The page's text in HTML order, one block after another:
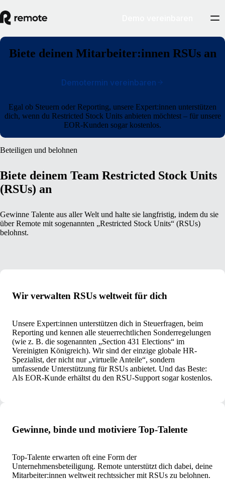
Biete deinen Mitarbeiter:innen RSUs an
Egal ob Steuern oder Reporting, unsere Expert:innen unterstützen
dich, wenn du Restricted Stock Units anbieten möchtest – für unsere
EOR-Kunden sogar kostenlos.
Demotermin vereinbaren
Beteiligen und belohnen
Biete deinem Team Restricted Stock Units
(RSUs) an
Gewinne Talente aus aller Welt und halte sie langfristig, indem du sie
über Remote mit sogenannten „Restricted Stock Units“ (RSUs)
belohnst.
Wir verwalten RSUs weltweit für dich
Unsere Expert:innen unterstützen dich in Steuerfragen, beim
Reporting und kennen alle steuerrechtlichen Sonderregelungen
(wie z. B. die sogenannten „Section 431 Elections“ im
Vereinigten Königreich). Wir sind der einzige globale HR-
Spezialist, der nicht nur „virtuelle Anteile“, sondern
umfassende Unterstützung für RSUs anbietet. Und das Beste:
Als EOR-Kunde erhältst du den RSU-Support sogar kostenlos.
Gewinne, binde und motiviere Top-Talente
Top-Talente erwarten oft eine Form der
Unternehmensbeteiligung. Remote unterstützt dich dabei, deine
Mitarbeiter:innen weltweit rechtssicher mit RSUs zu belohnen.